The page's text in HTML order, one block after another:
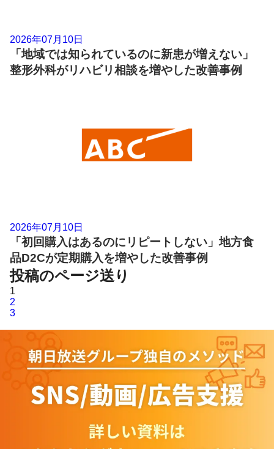
2026年07月10日
「地域では知られているのに新患が増えない」
整形外科がリハビリ相談を増やした改善事例
2026年07月10日
「初回購入はあるのにリピートしない」地方食
品D2Cが定期購入を増やした改善事例
投稿のページ送り
1
2
3